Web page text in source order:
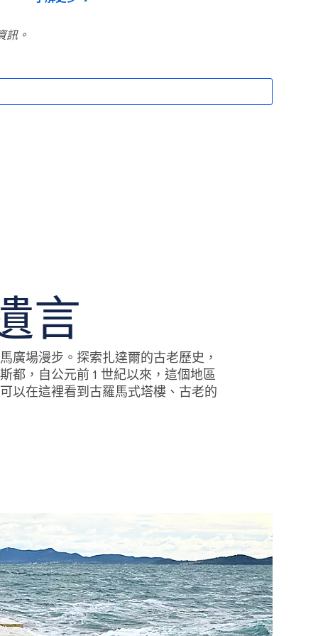
言
廣場漫步。探索扎達爾的古老歷史，
都，自公元前 1 世紀以來，這個地區
以在這裡看到古羅馬式塔樓、古老的